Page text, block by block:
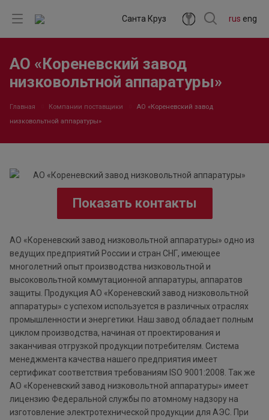
rus eng
Санта Круз
АО «Кореневский завод
низковольтной аппаратуры»
Главная Компании поставщики
АО «Кореневский завод
низковольтной аппаратуры»
Показать контакты
АО «Кореневский завод низковольтной аппаратуры» одно из
ведущих предприятий России и стран СНГ, имеющее
многолетний опыт производства низковольтной и
высоковольтной коммутационной аппаратуры, аппаратов
защиты. Продукция АО «Кореневский завод низковольтной
аппаратуры» с успехом используется в различных отраслях
промышленности и энергетики. Наш завод обладает полным
циклом производства, начиная от проектирования и
заканчивая отгрузкой продукции потребителям. Система
менеджмента качества нашего предприятия имеет
сертификат соответствия требованиям ISO 9001:2008. Так же
АО «Кореневский завод низковольтной аппаратуры» имеет
лицензию Федеральной службы по атомному надзору на
изготовление электротехнической продукции для АЭС. При